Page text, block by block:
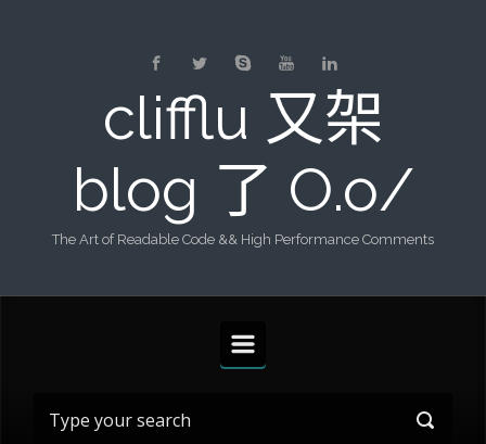
clifflu 又架
blog 了 O.o/
The Art of Readable Code && High Performance Comments